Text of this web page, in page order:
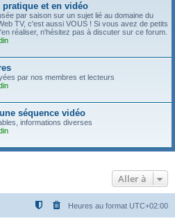
et en vidéo
par saison sur un sujet lié au domaine du
TV, c'est aussi VOUS ! Si vous avez de petits
réaliser, n'hésitez pas à discuter sur ce forum.
par nos membres et lecteurs
séquence vidéo
informations diverses
Aller à
Heures au format UTC+02:00